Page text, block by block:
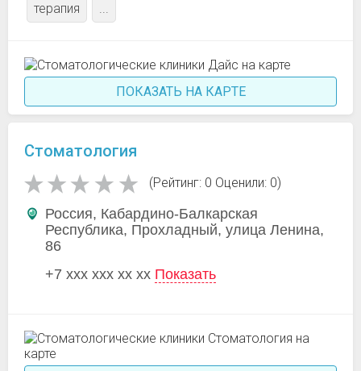
терапия ...
ПОКАЗАТЬ НА КАРТЕ
Стоматология
(Рейтинг: 0 Оценили: 0)
Россия, Кабардино-Балкарская
Республика, Прохладный, улица Ленина,
86
+7 xxx xxx xx xx Показать